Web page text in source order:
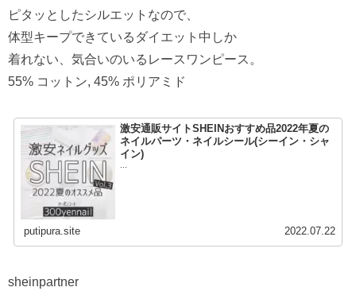
ピタッとしたシルエットなので、
体型キープできているダイエット中しか
着れない、気合いのいるレースワンピース。
55% コットン, 45% ポリアミド
激安通販サイトSHEINおすすめ品2022年夏の
ネイルパーツ・ネイルシール(シーイン・シャ
イン)
...
putipura.site 2022.07.22
sheinpartner